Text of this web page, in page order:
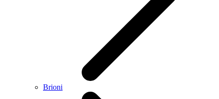
Brioni